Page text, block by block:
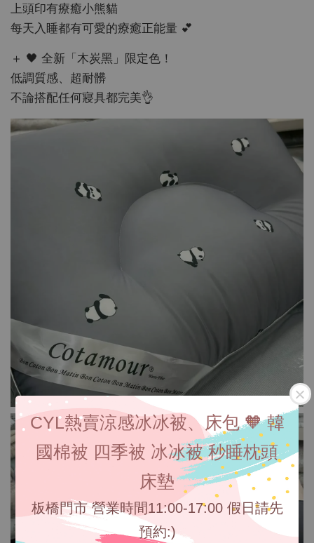
CYL熱賣涼感冰冰被、床包 🧡 韓
國棉被 四季被 冰冰被 秒睡枕頭
床墊
板橋門市 營業時間11:00-17:00 假日請先
預約:)
上頭印有療癒小熊貓
每天入睡都有可愛的療癒正能量 💕
＋ 🖤 全新「木炭黑」限定色！
低調質感、超耐髒
不論搭配任何寢具都完美👌